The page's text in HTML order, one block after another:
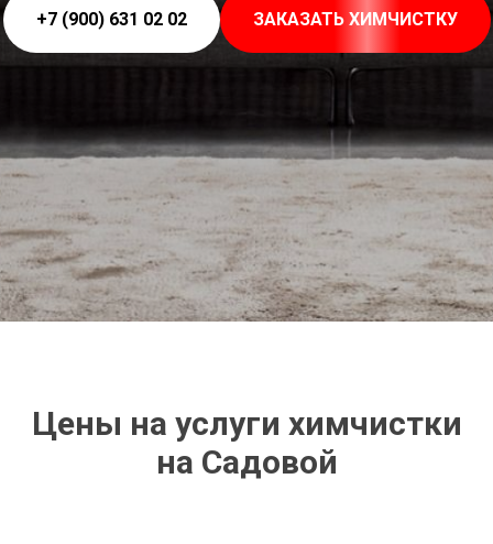
+7 (900) 631 02 02 ЗАКАЗАТЬ ХИМЧИСТКУ
Цены на услуги химчистки
на Садовой